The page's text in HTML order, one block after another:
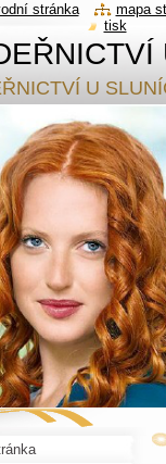
U
stránka mapa
tisk